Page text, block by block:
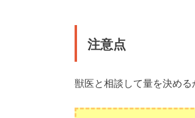
注意点
獣医と相談して量を決める